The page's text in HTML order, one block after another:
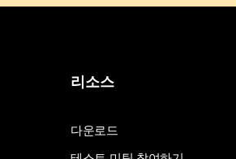
리소스
다운로드